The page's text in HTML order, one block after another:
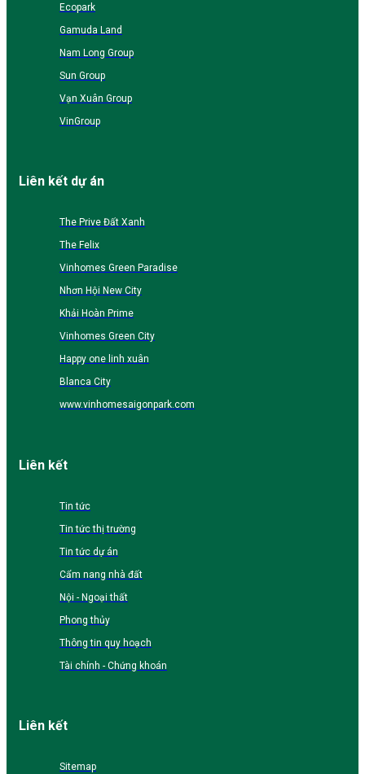
Ecopark
Gamuda Land
Nam Long Group
Sun Group
Vạn Xuân Group
VinGroup
Liên kết dự án
The Prive Đất Xanh
The Felix
Vinhomes Green Paradise
Nhơn Hội New City
Khải Hoàn Prime
Vinhomes Green City
Happy one linh xuân
Blanca City
www.vinhomesaigonpark.com
Liên kết
Tin tức
Tin tức thị trường
Tin tức dự án
Cẩm nang nhà đất
Nội - Ngoại thất
Phong thủy
Thông tin quy hoạch
Tài chính - Chứng khoán
Liên kết
Sitemap